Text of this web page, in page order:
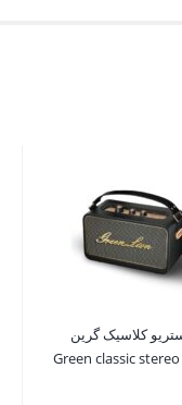
کلاسیک گرین
Green classic